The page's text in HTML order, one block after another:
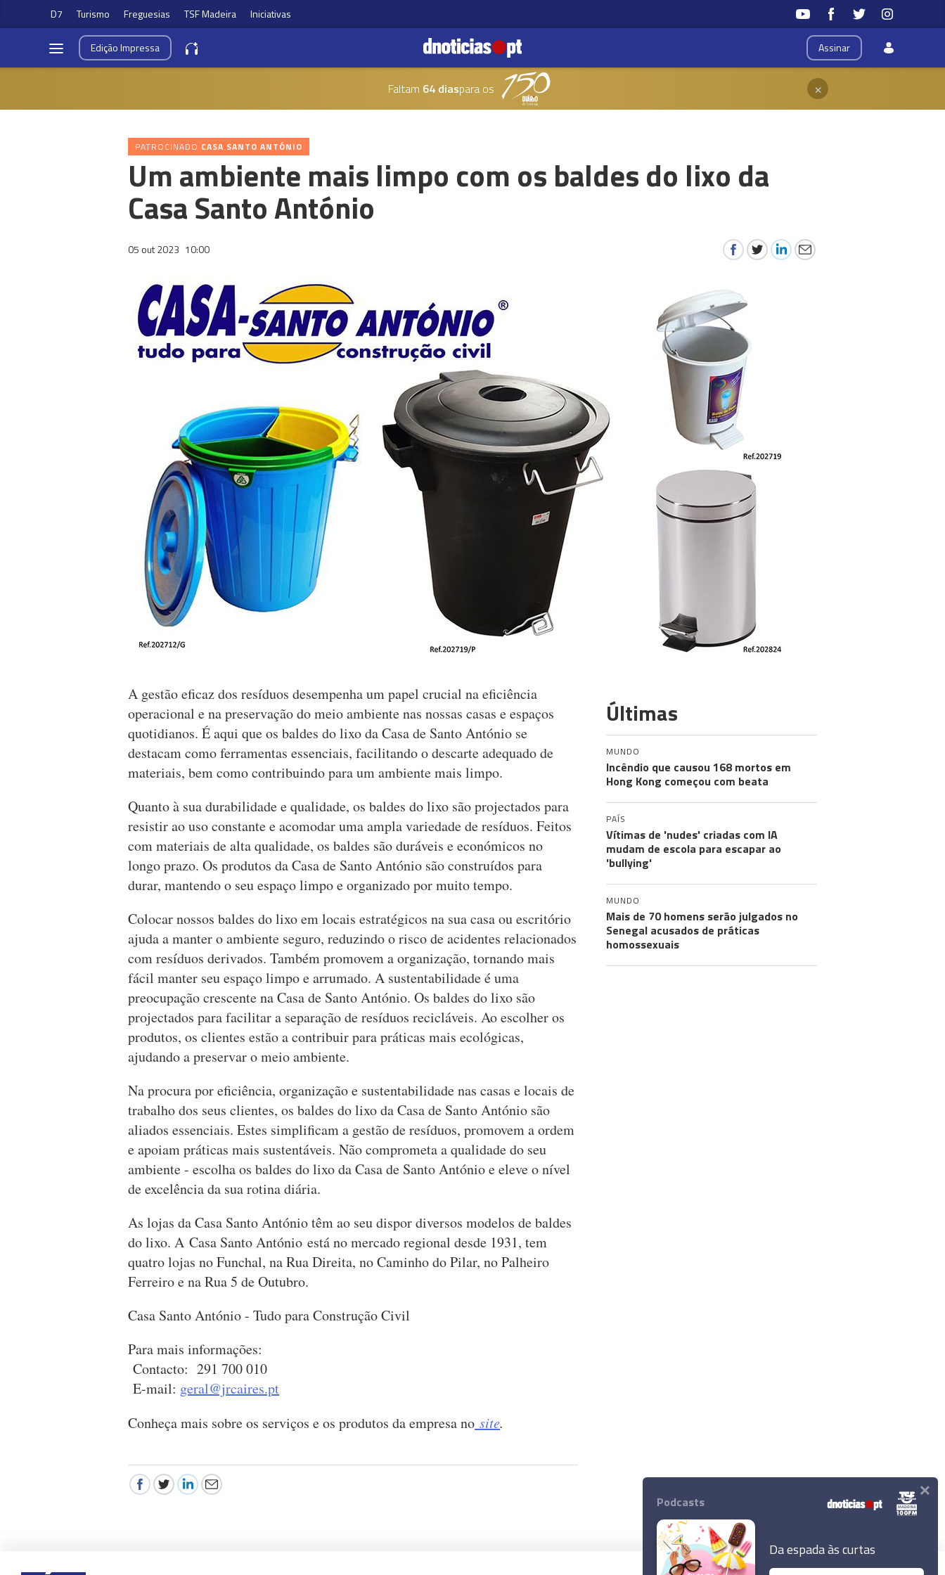
D7 Turismo Freguesias TSF Madeira Iniciativas
Assinar
EdiçãoImpressa
Faltam 64 diaspara os ×
PATROCINADO CASA SANTO ANTÓNIO
Um ambiente mais limpo com os baldes do lixo da
Casa Santo António
05 out 2023 10:00
A gestão eficaz dos resíduos desempenha um papel crucial na eficiência
operacional e na preservação do meio ambiente nas nossas casas e espaços
quotidianos. É aqui que os baldes do lixo da Casa de Santo António se
destacam como ferramentas essenciais, facilitando o descarte adequado de
materiais, bem como contribuindo para um ambiente mais limpo.
Quanto à sua durabilidade e qualidade, os baldes do lixo são projectados para
resistir ao uso constante e acomodar uma ampla variedade de resíduos. Feitos
com materiais de alta qualidade, os baldes são duráveis e económicos no
longo prazo. Os produtos da Casa de Santo António são construídos para
durar, mantendo o seu espaço limpo e organizado por muito tempo.
Colocar nossos baldes do lixo em locais estratégicos na sua casa ou escritório
ajuda a manter o ambiente seguro, reduzindo o risco de acidentes relacionados
com resíduos derivados. Também promovem a organização, tornando mais
fácil manter seu espaço limpo e arrumado. A sustentabilidade é uma
preocupação crescente na Casa de Santo António. Os baldes do lixo são
projectados para facilitar a separação de resíduos recicláveis. Ao escolher os
produtos, os clientes estão a contribuir para práticas mais ecológicas,
ajudando a preservar o meio ambiente.
Na procura por eficiência, organização e sustentabilidade nas casas e locais de
trabalho dos seus clientes, os baldes do lixo da Casa de Santo António são
aliados essenciais. Estes simplificam a gestão de resíduos, promovem a ordem
e apoiam práticas mais sustentáveis. Não comprometa a qualidade do seu
ambiente - escolha os baldes do lixo da Casa de Santo António e eleve o nível
de excelência da sua rotina diária.
As lojas da Casa Santo António têm ao seu dispor diversos modelos de baldes
do lixo. A Casa Santo António está no mercado regional desde 1931, tem
quatro lojas no Funchal, na Rua Direita, no Caminho do Pilar, no Palheiro
Ferreiro e na Rua 5 de Outubro.
Casa Santo António - Tudo para Construção Civil
Para mais informações:
Contacto: 291 700 010
E-mail: geral@jrcaires.pt
Conheça mais sobre os serviços e os produtos da empresa no site.
Últimas
MUNDO
Incêndio que causou 168 mortos em
Hong Kong começou com beata
PAÍS
Vítimas de 'nudes' criadas com IA
mudam de escola para escapar ao
'bullying'
MUNDO
Mais de 70 homens serão julgados no
Senegal acusados de práticas
homossexuais
Podcasts
Da espada às curtas
×